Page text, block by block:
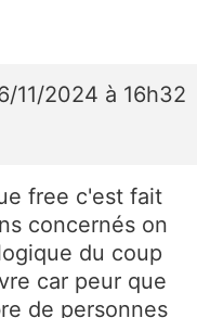
11/2024 à 16h32
free c'est fait
concernés on
du coup
car peur que
de personnes